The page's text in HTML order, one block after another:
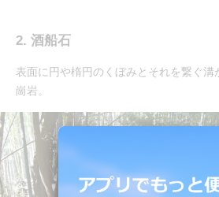
2. 酒船石
表面に円や楕円のくぼみとそれを繋ぐ
崗岩。